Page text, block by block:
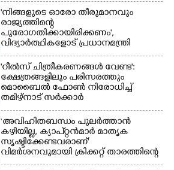
'നിങ്ങളുടെ ഓരോ തീരുമാനവും
രാജ്യത്തിന്റെ
പുരോഗതിക്കായിരിക്കണം',​
വിദ്യാർത്ഥികളോട് പ്രധാനമന്ത്രി
'റീൽസ് ചിത്രീകരണങ്ങൾ വേണ്ട':
ക്ഷേത്രങ്ങളിലും പരിസരത്തും
മൊബൈൽ ഫോൺ നിരോധിച്ച്
തമിഴ്നാട് സർക്കാർ
‘അവിഹിതബന്ധം പുലർത്താൻ
കഴിയില്ല,​ ക്യാപ്റ്റൻമാർ മാതൃക
സൃഷ്ടിക്കേണ്ടവരാണ്'
വിമർശനവുമായി ക്രിക്കറ്റ് താരത്തിന്റെ
ഭാര്യ
×
Share this link
Copy Link